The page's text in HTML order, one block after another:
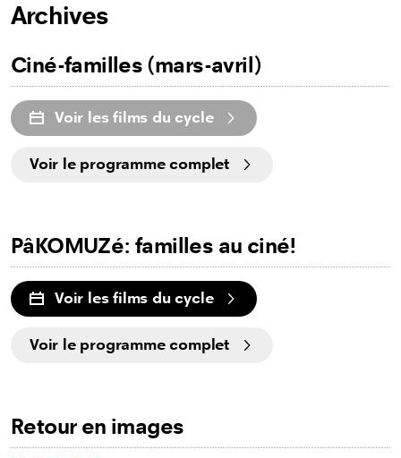
Archives
Ciné-familles (mars-avril)
Voir les films du cycle
Voir le programme complet
PâKOMUZé: familles au ciné!
Voir les films du cycle
Voir le programme complet
Retour en images